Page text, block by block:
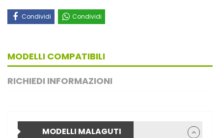
Condividi Condividi
MODELLI COMPATIBILI
RICHIEDI INFORMAZIONI
MODELLI MALAGUTI